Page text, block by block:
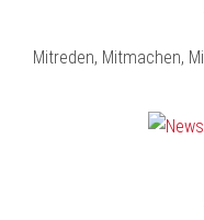
Mitreden, Mitmachen,